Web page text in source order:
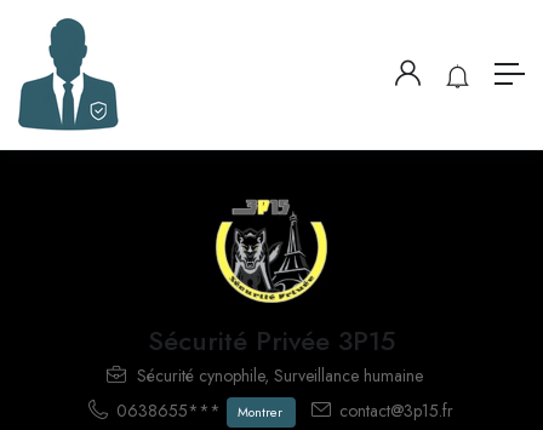
Sécurité Privée 3P15
Sécurité cynophile,Surveillance humaine
0638655***
Montrer contact@3p15.fr